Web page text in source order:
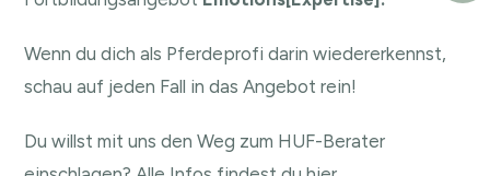
Wenn du dich als Pferdeprofi darin wiedererkennst,
schau auf jeden Fall in das Angebot rein!
Du willst mit uns den Weg zum HUF-Berater